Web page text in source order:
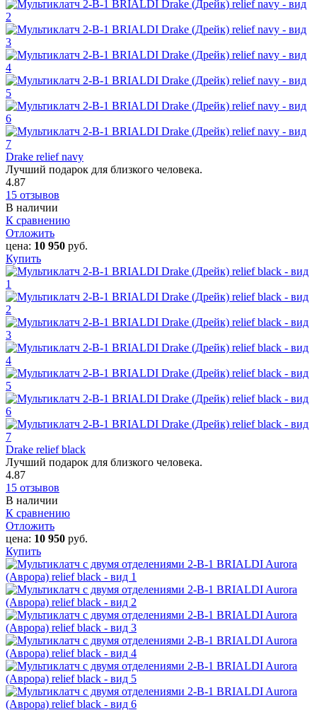
Drake relief navy
Лучший подарок для близкого человека.
4.87
15 отзывов
В наличии
К сравнению
Отложить
цена: 10 950 руб.
Купить
Drake relief black
Лучший подарок для близкого человека.
4.87
15 отзывов
В наличии
К сравнению
Отложить
цена: 10 950 руб.
Купить